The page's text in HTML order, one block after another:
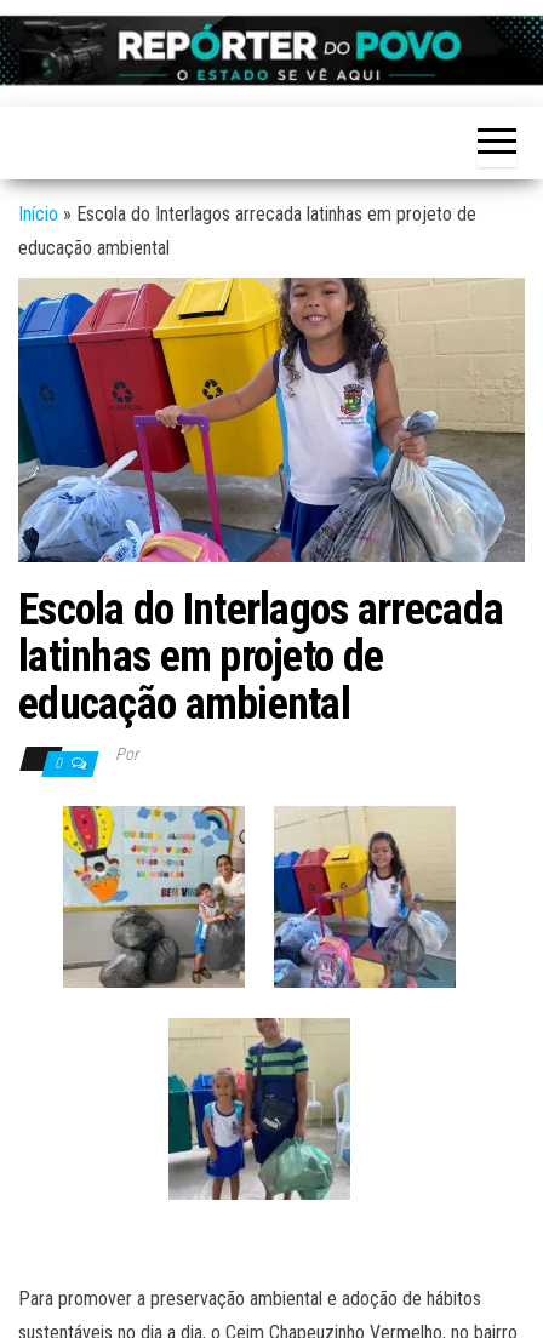
Skip
to
the
Reporter
site de
Notícias
Início » Escola do Interlagos arrecada latinhas em projeto de
educação ambiental
Escola do Interlagos arrecada
latinhas em projeto de
educação ambiental
0 Por
Para promover a preservação ambiental e adoção de hábitos
sustentáveis no dia a dia, o Ceim Chapeuzinho Vermelho, no bairro